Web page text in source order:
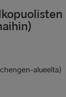
alueelta)